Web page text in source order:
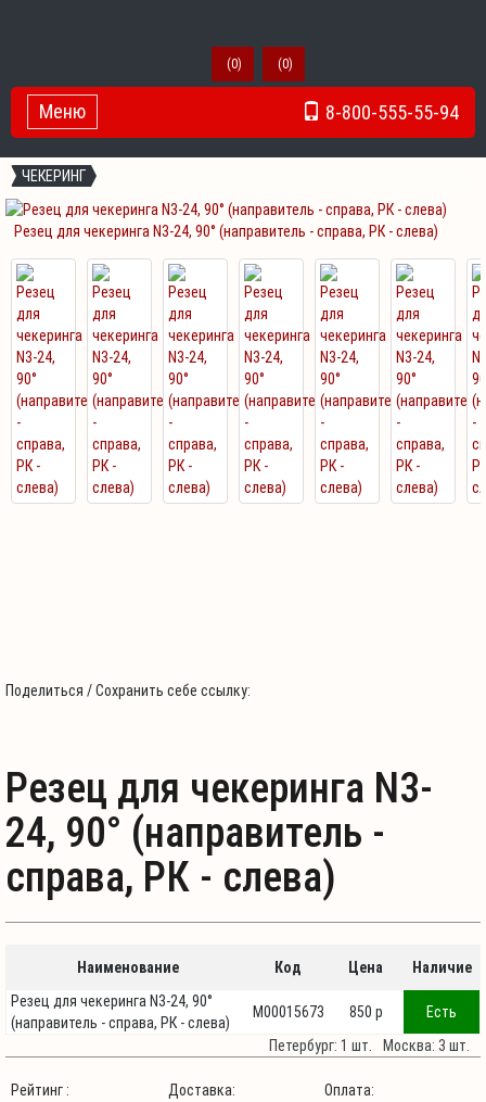
(0) (0)
8-800-555-55-94
Toggle Navigation
Меню
ЧЕКЕРИНГ
Резец для чекеринга N3-24, 90° (направитель - справа, РК - слева)
Поделиться / Сохранить себе ссылку:
Резец для чекеринга N3-
24, 90° (направитель -
справа, РК - слева)
Наименование Код Цена
Наличие
Резец для чекеринга N3-24, 90°
(направитель - справа, РК - слева)
М00015673 850 p
Есть
Петербург: 1 шт.
Москва: 3 шт.
Рейтинг :
Доставка:
Оплата: